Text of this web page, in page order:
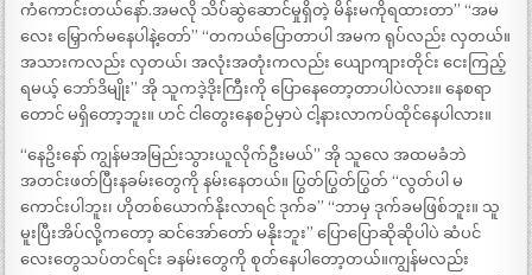
ကံကောင်းတယ်နော်.အမလို သိပ်ဆွဲဆောင်မှုရှိတဲ့ မိန်းမကိုရထားတာ” “အမ
လေး မြှောက်မနေပါနဲ့တော်” “တကယ်ပြောတာပါ အမက ရုပ်လည်း လှတယ်။
အသားကလည်း လှတယ်၊ အလုံးအတုံးကလည်း ယျောကျားတိုင်း ငေးကြည့်
ရမယ့် ဘော်ဒိမျိုး” အို သူကဒဲ့ဒိုးကြီးကို ပြောနေတော့တာပါပဲလား။ နေစရာ
တောင် မရှိတော့ဘူး။ ဟင် ငါတွေးနေစဉ်မှာပဲ ငါ့နားလာကပ်ထိုင်နေပါလား။
“နေဥိးနော် ကျွန်မအမြည်းသွားယူလိုက်ဦးမယ်” အို သူလေ အထမခံဘဲ
အတင်းဖတ်ပြီးနခမ်းတွေကို နမ်းနေတယ်။ ပြွတ်ပြွတ်ပြွတ် “လွတ်ပါ မ
ကောင်းပါဘူး၊ ဟိုတစ်ယောက်နိုးလာရင် ဒုက်ခ” “ဘာမှ ဒုက်ခမဖြစ်ဘူး။ သူ
မူးပြီးအိပ်လို့ကတော့ ဆင်အော်တော် မနိုးဘူး” ပြောပြောဆိုဆိုပါပဲ ဆံပင်
လေးတွေသပ်တင်ရင်း ခနမ်းတွေကို စုတ်နေပါတော့တယ်။ကျွန်မလည်း